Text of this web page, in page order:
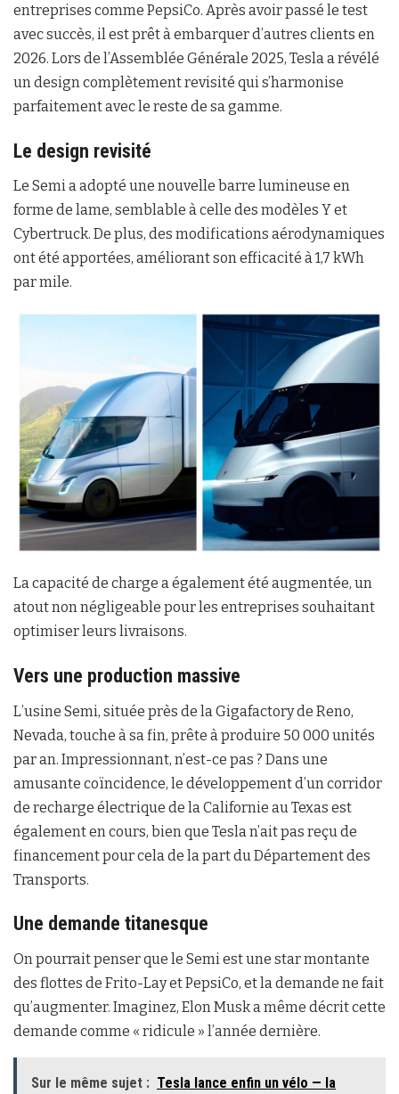
entreprises comme PepsiCo. Après avoir passé le test
avec succès, il est prêt à embarquer d’autres clients en
2026. Lors de l’Assemblée Générale 2025, Tesla a révélé
un design complètement revisité qui s’harmonise
parfaitement avec le reste de sa gamme.
Le design revisité
Le Semi a adopté une nouvelle barre lumineuse en
forme de lame, semblable à celle des modèles Y et
Cybertruck. De plus, des modifications aérodynamiques
ont été apportées, améliorant son efficacité à 1,7 kWh
par mile.
La capacité de charge a également été augmentée, un
atout non négligeable pour les entreprises souhaitant
optimiser leurs livraisons.
Vers une production massive
L’usine Semi, située près de la Gigafactory de Reno,
Nevada, touche à sa fin, prête à produire 50 000 unités
par an. Impressionnant, n’est-ce pas ? Dans une
amusante coïncidence, le développement d’un corridor
de recharge électrique de la Californie au Texas est
également en cours, bien que Tesla n’ait pas reçu de
financement pour cela de la part du Département des
Transports.
Une demande titanesque
On pourrait penser que le Semi est une star montante
des flottes de Frito-Lay et PepsiCo, et la demande ne fait
qu’augmenter. Imaginez, Elon Musk a même décrit cette
demande comme « ridicule » l’année dernière.
Sur le même sujet : Tesla lance enfin un vélo — la